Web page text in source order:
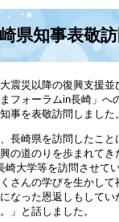
県知事表敬訪
震災以降の復興支援並
フォーラムin長崎」へ
事を表敬訪問しました。
長崎県を訪問したこと
の道のりを歩まれて
崎大学等を訪問させて
さんの学びを生かして
なった恩返しもしてい
」と話しました。